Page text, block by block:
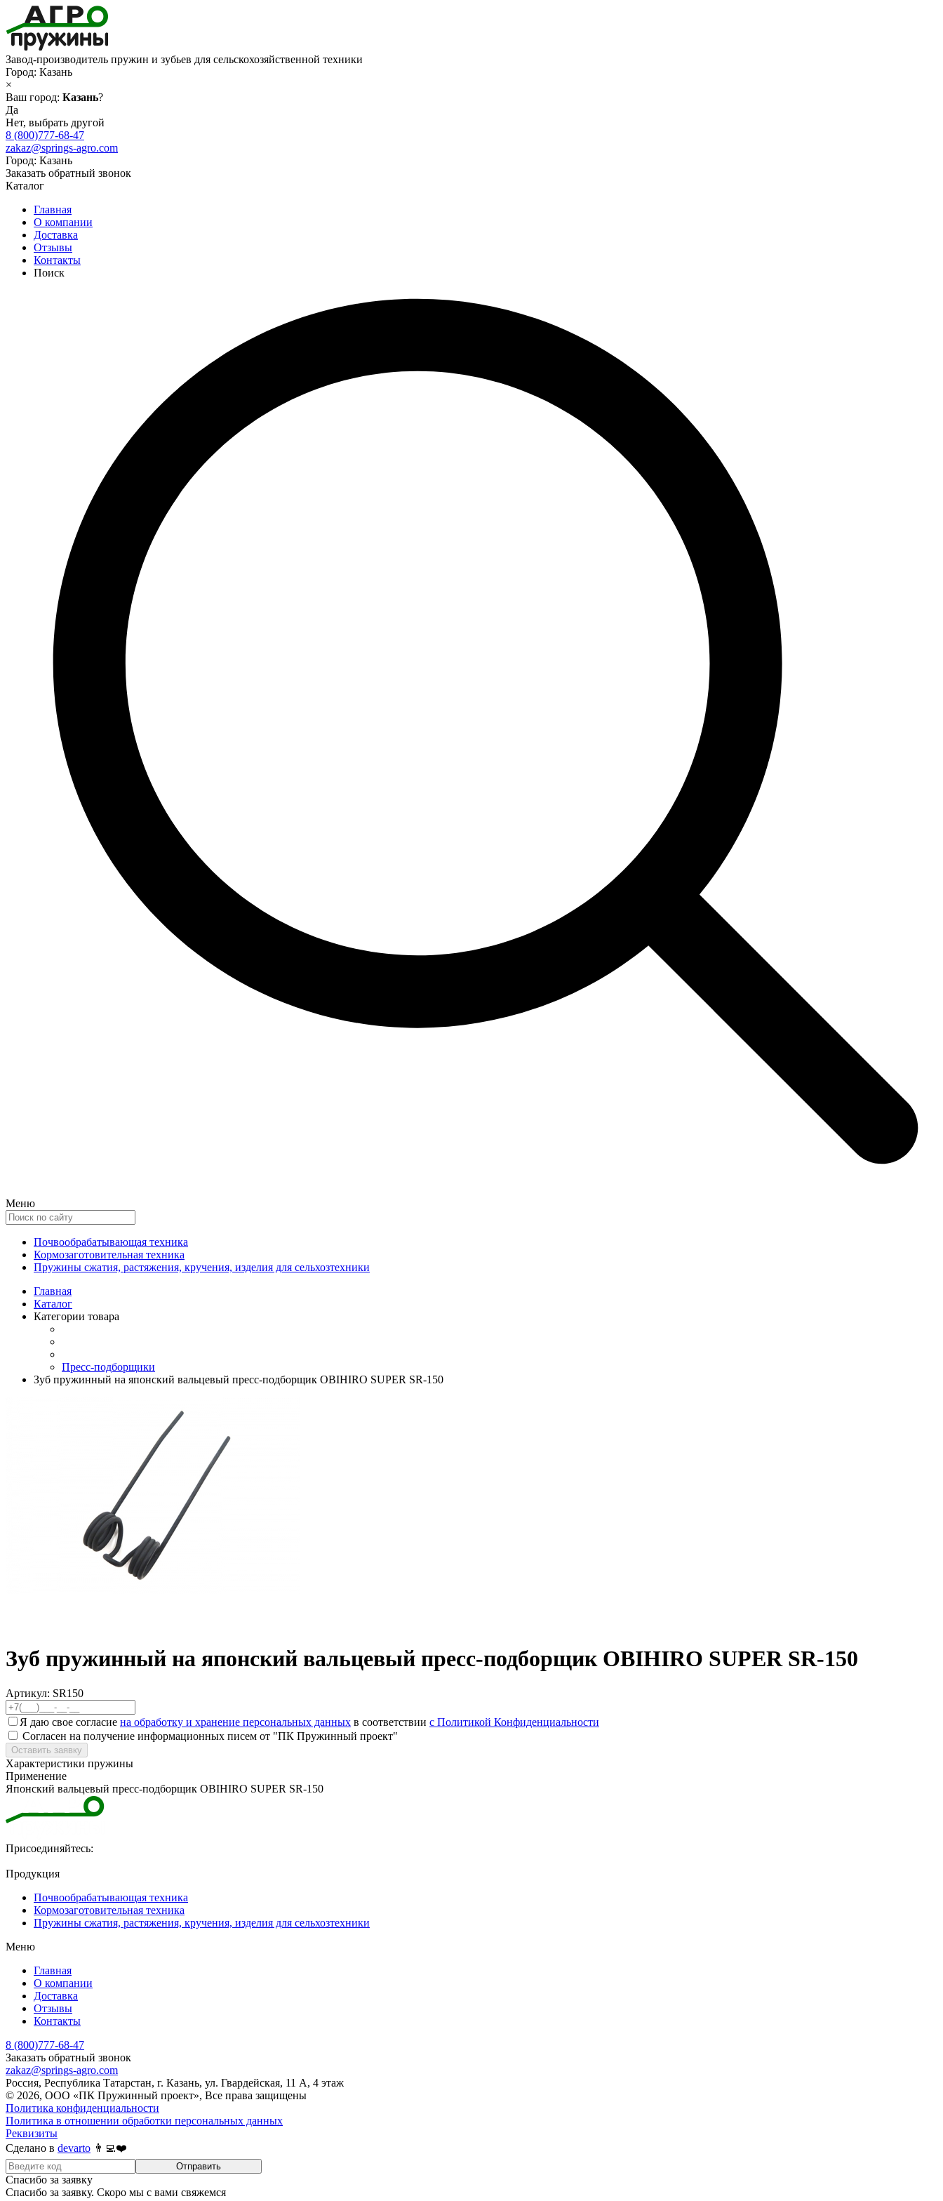
Завод-производитель пружин и зубьев для сельскохозяйственной техники
Город: Казань
×
Ваш город: Казань?
Да
Нет, выбрать другой
8 (800)777-68-47
zakaz@springs-agro.com
Город: Казань
Заказать обратный звонок
Каталог
Главная
О компании
Доставка
Отзывы
Контакты
Поиск
Меню
Почвообрабатывающая техника
Кормозаготовительная техника
Пружины сжатия, растяжения, кручения, изделия для сельхозтехники
Главная
Каталог
Категории товара
Пресс-подборщики
Зуб пружинный на японский вальцевый пресс-подборщик OBIHIRO SUPER SR-150
Зуб пружинный на японский вальцевый пресс-подборщик OBIHIRO SUPER SR-150
Артикул: SR150
Я даю свое согласие на обработку и хранение персональных данных в соответствии с Политикой Конфиденциальности
Согласен на получение информационных писем от "ПК Пружинный проект"
Оставить заявку
Характеристики пружины
Применение
Японский вальцевый пресс-подборщик OBIHIRO SUPER SR-150
Присоединяйтесь:
Продукция
Почвообрабатывающая техника
Кормозаготовительная техника
Пружины сжатия, растяжения, кручения, изделия для сельхозтехники
Меню
Главная
О компании
Доставка
Отзывы
Контакты
8 (800)777-68-47
Заказать обратный звонок
zakaz@springs-agro.com
Россия, Республика Татарстан, г. Казань, ул. Гвардейская, 11 А, 4 этаж
© 2026, ООО «ПК Пружинный проект», Все права защищены
Политика конфиденциальности
Политика в отношении обработки персональных данных
Реквизиты
Сделано в devarto 👨‍💻❤️
Отправить
Спасибо за заявку
Спасибо за заявку. Скоро мы с вами свяжемся